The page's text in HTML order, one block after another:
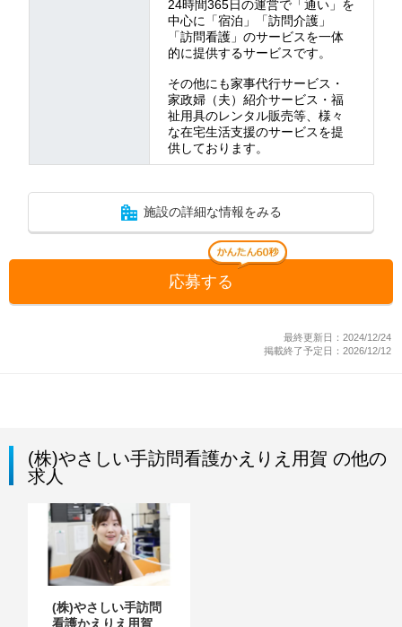
24時間365日の運営で「通い」を
中心に「宿泊」「訪問介護」
「訪問看護」のサービスを一体
的に提供するサービスです。
その他にも家事代行サービス・
家政婦（夫）紹介サービス・福
祉用具のレンタル販売等、様々
な在宅生活支援のサービスを提
供しております。
施設の詳細な情報をみる
応募する
最終更新日：2024/12/24
掲載終了予定日：2026/12/12
(株)やさしい手訪問看護かえりえ用賀 の他の
求人
(株)やさしい手訪問
看護かえりえ用賀